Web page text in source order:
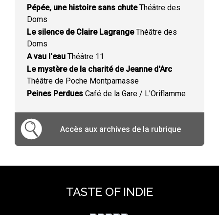
Pépée, une histoire sans chuteThéâtre des
Doms
Le silence de Claire LagrangeThéâtre des
Doms
A vau l'eau Théâtre 11
Le mystère de la charité de Jeanne d'Arc
Théâtre de Poche Montparnasse
Peines Perdues Café de la Gare / L'Oriflamme
Accès aux archives de la rubrique
TASTE OF INDIE